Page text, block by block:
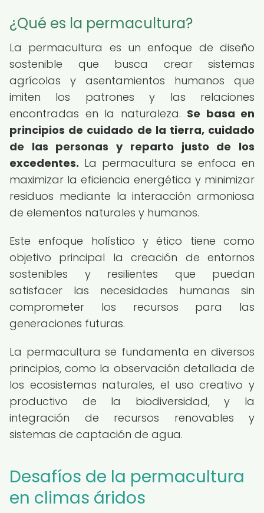
¿Qué es la permacultura?
La permacultura es un enfoque de diseño
sostenible que busca crear sistemas
agrícolas y asentamientos humanos que
imiten los patrones y las relaciones
encontradas en la naturaleza. Se basa en
principios de cuidado de la tierra, cuidado
de las personas y reparto justo de los
excedentes. La permacultura se enfoca en
maximizar la eficiencia energética y minimizar
residuos mediante la interacción armoniosa
de elementos naturales y humanos.
Este enfoque holístico y ético tiene como
objetivo principal la creación de entornos
sostenibles y resilientes que puedan
satisfacer las necesidades humanas sin
comprometer los recursos para las
generaciones futuras.
La permacultura se fundamenta en diversos
principios, como la observación detallada de
los ecosistemas naturales, el uso creativo y
productivo de la biodiversidad, y la
integración de recursos renovables y
sistemas de captación de agua.
Desafíos de la permacultura
en climas áridos